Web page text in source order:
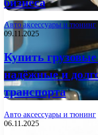
Авто аксессуары и тюнинг
09.11.2025
Купить
надёжные и
транспорта
Авто аксессуары и тюнинг
06.11.2025